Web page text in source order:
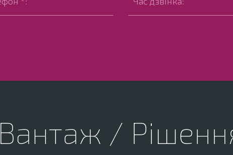
Вантаж /